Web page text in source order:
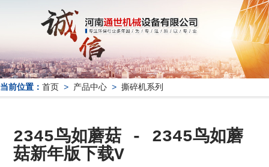
当前位置： 首页 > 产品中心 > 撕碎机系列
2345鸟如蘑菇 - 2345鸟如蘑
菇新年版下载V